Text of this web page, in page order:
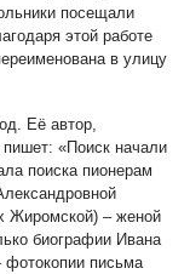
посещали
этой работе
в улицу
Её автор,
«Поиск начали
поиска пионерам
Жиромской) – женой
биографии Ивана
фотокопии письма